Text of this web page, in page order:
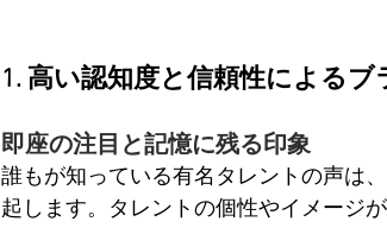
1. 高い認知度と信頼性による
即座の注目と記憶に残る印象
誰もが知っている有名タレントの声は
起します。タレントの個性やイメージ